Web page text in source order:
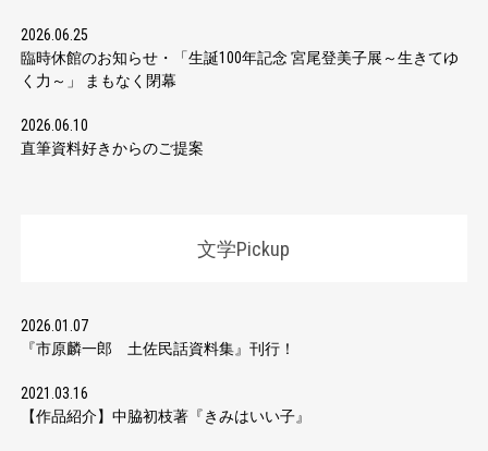
2026.06.25
臨時休館のお知らせ・「生誕100年記念 宮尾登美子展～生きてゆ
く力～」 まもなく閉幕
2026.06.10
直筆資料好きからのご提案
文学Pickup
2026.01.07
『市原麟一郎 土佐民話資料集』刊行！
2021.03.16
【作品紹介】中脇初枝著『きみはいい子』